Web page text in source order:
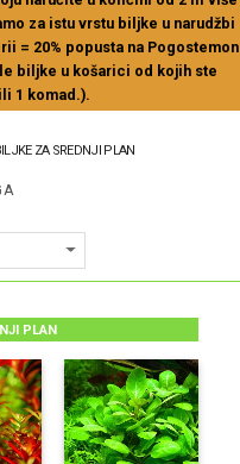
za istu vrstu biljke u narudžbi
= 20% popusta na Pogostemon
biljke u košarici od kojih ste
1 komad.).
ZA SREDNJI PLAN
PLAN